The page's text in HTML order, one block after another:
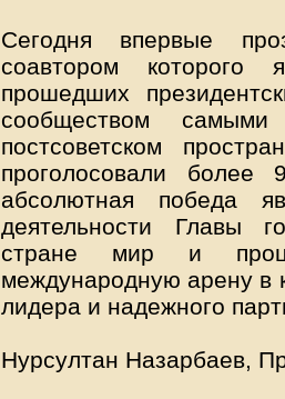
Сегодня впервые
соавтором которого
прошедших
сообществом
постсоветском
проголосовали более
абсолютная победа
деятельности Главы
стране мир и
международную арену в
лидера и надежного
Нурсултан Назарбаев,